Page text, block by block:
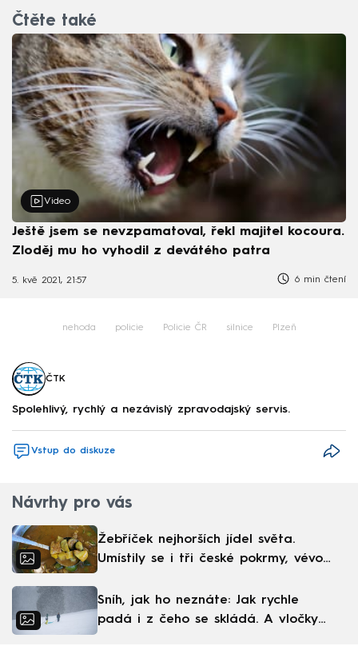
Čtěte také
Video
Ještě jsem se nevzpamatoval, řekl majitel kocoura.
Zloděj mu ho vyhodil z devátého patra
5. kvě 2021, 21:57 6 min čtení
nehoda policie Policie ČR silnice Plzeň
ČTK
Spolehlivý, rychlý a nezávislý zpravodajský servis.
Vstup do diskuze
Návrhy pro vás
Žebříček nejhorších jídel světa.
Umístily se i tři české pokrmy, vévodí
Sníh, jak ho neznáte: Jak rychle
padá i z čeho se skládá. A vločky